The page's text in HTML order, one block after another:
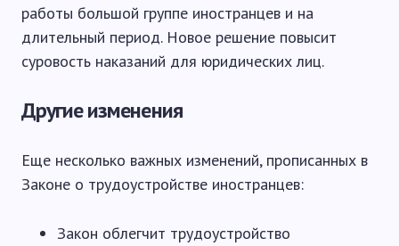
работы большой группе иностранцев и на
длительный период. Новое решение повысит
суровость наказаний для юридических лиц.
Другие изменения
Еще несколько важных изменений, прописанных в
Законе о трудоустройстве иностранцев:
Закон облегчит трудоустройство